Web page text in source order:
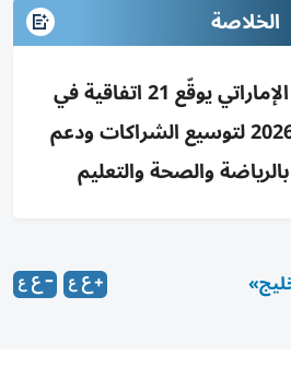
الخلاصة
الأولمبياد الخاص الإماراتي يوقّع 21 اتفاقية في
الألعاب الإماراتية 2026 لتوسيع الشراكات ودعم
والصحة والتعليم